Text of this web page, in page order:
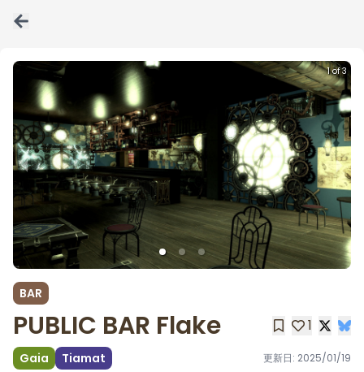
1 of 3
BAR
PUBLIC BAR Flake 1
Gaia Tiamat 更新日: 2025/01/19